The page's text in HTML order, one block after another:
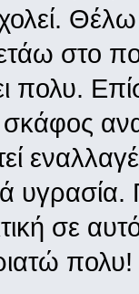
στο
πολυ.
σκάφος
υγρασία.
σε
πολυ!